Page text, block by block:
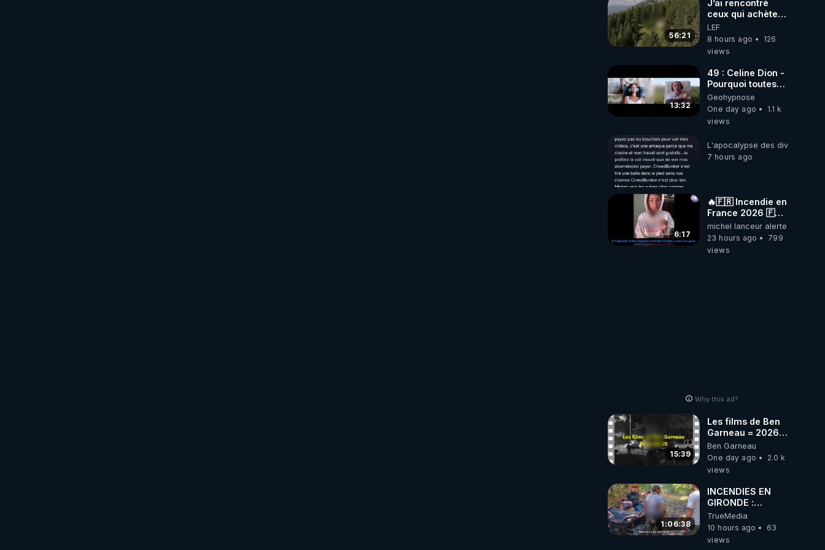
56:21
J’ai rencontré
ceux qui achètent
des bunkers pour
survivre à la fin
du monde
LEF
8 hours ago
126
views
13:32
49 : Celine Dion -
Pourquoi toutes
ces rumeurs ?
Enquête sous
hypnose
Geohypnose
One day ago
1.1 k
views
L'apocalypse des divulgations
7 hours ago
6:17
🔥🇫🇷 Incendie en
France 2026 🇫🇷
🔥 💥Criminel ou
coincidence
naturelle?💥
michel lanceur alerte
23 hours ago
799
views
Why this ad?
15:39
Les films de Ben
Garneau = 2026-
08-05
Ben Garneau
One day ago
2.0 k
views
1:06:38
INCENDIES EN
GIRONDE :
L'HISTOIRE DE
CEUX QUI SONT
RESTÉS
TrueMedia
10 hours ago
63
views